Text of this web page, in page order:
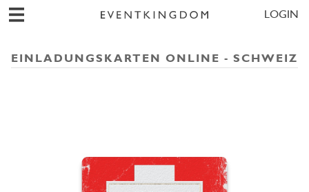
LOGIN
EINLADUNGSKARTEN ONLINE - SCHWEIZ